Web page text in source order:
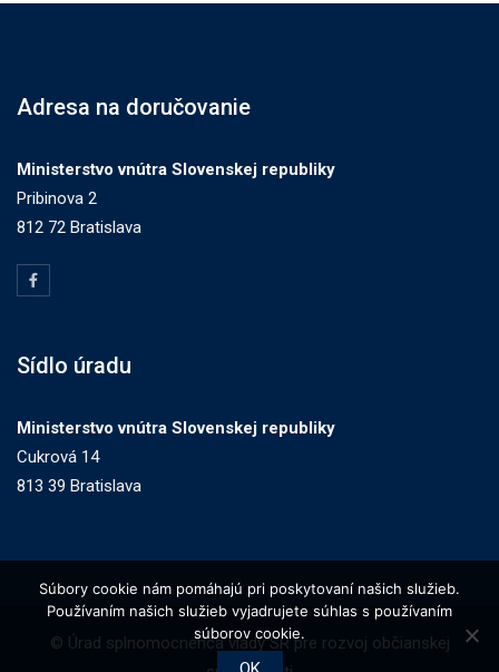
Adresa na doručovanie
Ministerstvo vnútra Slovenskej republiky
Pribinova 2
812 72 Bratislava
Sídlo úradu
Ministerstvo vnútra Slovenskej republiky
Cukrová 14
813 39 Bratislava
© Úrad splnomocnenca vlády SR pre rozvoj občianskej
Súbory cookie nám pomáhajú pri poskytovaní našich služieb.
Používaním našich služieb vyjadrujete súhlas s používaním
súborov cookie.